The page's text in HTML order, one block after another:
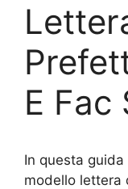
E Fac
In questa
modello lettera